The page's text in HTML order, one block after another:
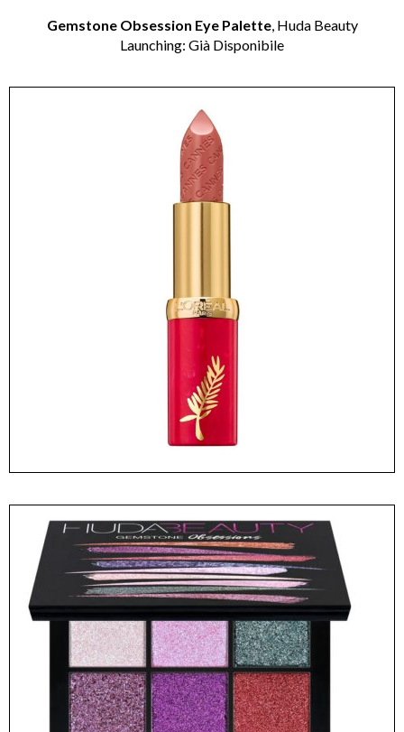
Gemstone Obsession Eye Palette, Huda Beauty
Launching: Già Disponibile